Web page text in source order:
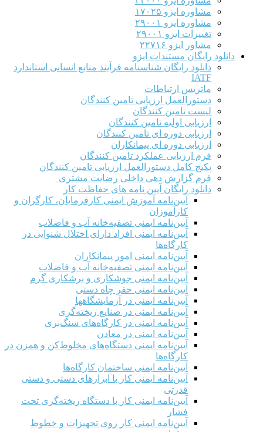
مشاوره ایزو ۱۷۰۲۵
مشاوره ایزو ۲۹۰۰۱
تغییرات ایزو ۲۹۰۰۱
مشاور ایزو ۲۲۷۱۶
دانلود رایگان مستندات ایزو
دانلود رایگان شناسنامه فرآیند منابع انسانی استاندارد
IATF
ماتریس ارتباطات
دستورالعمل ارزیابی تامین کنندگان
لیست تامین کنندگان
ارزیابی اولیه تامین کنندگان
ارزیابی دوره ای تامین کنندگان
ارزیابی دوره ای پیمانکاران
فرم ارزيابی عملکرد تامین کنندگان
پکیج کامل دستورالعمل ارزیابی تامین کنندگان
فرم گزارش دهی داخلی رضایت مشتری
دانلود رایگان آیین نامه های حفاظت کار
آیین‌نامه آموزش ایمنی کارفرمایان، کارگران و
کارآموزان
آیین‌نامه ایمنی تصفیه‌خانه آب و فاضلاب
آیین‌نامه ایمنی افراد دارای اختلال شنوایی در
کارگاه‌ها
آیین‌نامه ایمنی امور پیمانکاران
آیین‌نامه ایمنی تصفیه‌خانه آب و فاضلاب
آیین‌نامه ایمنی جوشکاری و برشکاری گرم
آیین‌نامه ایمنی حفر چاه دستی
آیین‌نامه ایمنی در آزمایشگاهها
آیین‌نامه ایمنی در صنایع ریخته‌گری
آیین‌نامه ایمنی در کارگاه‌های سنگ‌بری
آیین‌نامه ایمنی در معادن
آیین‌نامه ایمنی دستگاه‌های مخلوط‌کن و همزن در
کارگاه‌ها
آیین‌نامه ایمنی ساختمان کارگاه‌ها
آیین‌نامه ایمنی کار با ابزارهای دستی و دستی
قدرتی
آیین‌نامه ایمنی کار با دستگاه ریخته‌گری تحت
فشار
آیین‌نامه ایمنی کار روی تجهیزات و خطوط